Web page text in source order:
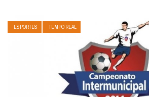
ESPORTES TEMPO REAL